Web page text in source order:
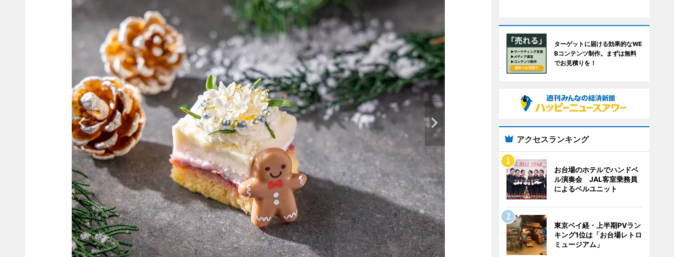
ターゲットに届ける効果的なWE
Bコンテンツ制作。まずは無料
でお見積りを！
アクセスランキング
お台場のホテルでハンドベ
ル演奏会 JAL客室乗務員
によるベルユニット
東京ベイ経・上半期PVラン
キング1位は「お台場レトロ
ミュージアム」